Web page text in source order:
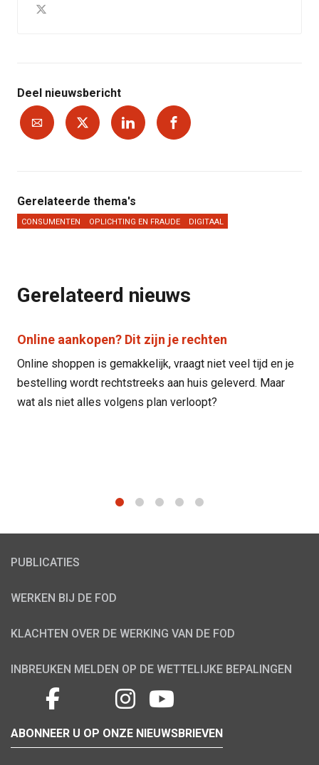
Deel nieuwsbericht
Gerelateerde thema's
CONSUMENTEN OPLICHTING EN FRAUDE DIGITAAL
Gerelateerd nieuws
Online aankopen? Dit zijn je rechten
Online shoppen is gemakkelijk, vraagt niet veel tijd en je
bestelling wordt rechtstreeks aan huis geleverd. Maar
wat als niet alles volgens plan verloopt?
PUBLICATIES
WERKEN BIJ DE FOD
KLACHTEN OVER DE WERKING VAN DE FOD
INBREUKEN MELDEN OP DE WETTELIJKE BEPALINGEN
ABONNEER U OP ONZE NIEUWSBRIEVEN